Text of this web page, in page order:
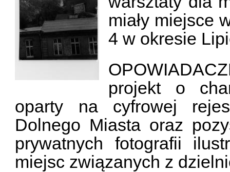
miały miejsce
4 w okresie
projekt o
oparty na cyfrowej
Dolnego Miasta oraz
prywatnych fotografii
miejsc związanych z